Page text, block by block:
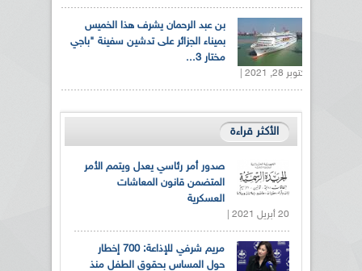
بن عبد الرحمان يشرف هذا الخميس
بميناء الجزائر على تدشين سفينة "باجي
مختار 3...
أكتوبر 28, 2021 |
الأكثر قراءة
صدور أمر رئاسي يعدل ويتمم الأمر
المتضمن قانون المعاشات
العسكرية
20 أبريل 2021 |
مريم شرفي للإذاعة: 700 إخطار
حول المساس بحقوق الطفل منذ